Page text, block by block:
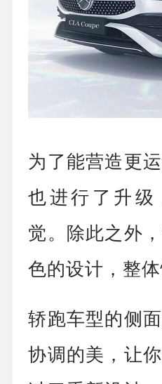
为了能营造更
也进行了升级
觉。除此之外
色的设计，整体
轿跑车型的侧
协调的美，让